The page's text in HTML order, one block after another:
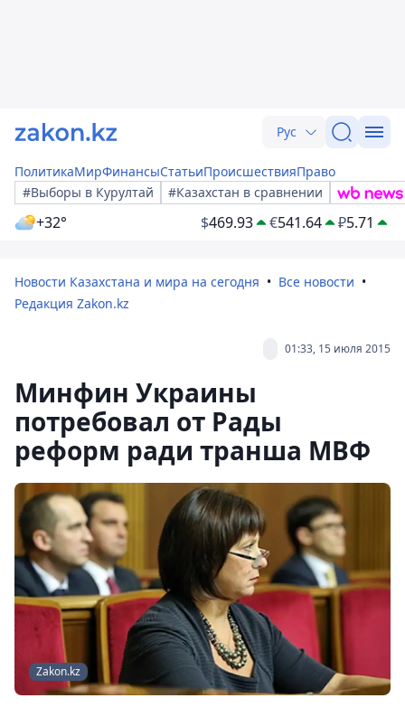
Рус
ПолитикаМирФинансыСтатьиПроисшествияПраво
#Выборы в Курултай
#Казахстан в сравнении
+32° $469.93 €541.64 ₽5.71
Новости Казахстана и мира на сегодня
Все новости
Редакция Zakon.kz
01:33, 15 июля 2015
Минфин Украины
потребовал от Рады
реформ ради транша МВФ
Zakon.kz